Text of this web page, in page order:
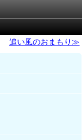
追い風のおまもり≫